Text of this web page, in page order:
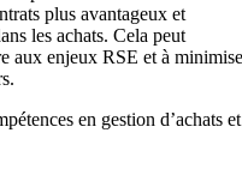
plus avantageux et
les achats. Cela peut
aux enjeux RSE et à
en gestion d’achats et